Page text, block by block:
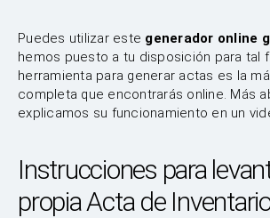
Puedes utilizar este generador online
hemos puesto a tu disposición para tal
herramienta para generar actas es la
completa que encontrarás online. Más
explicamos su funcionamiento en un
Instrucciones para
propia Acta de